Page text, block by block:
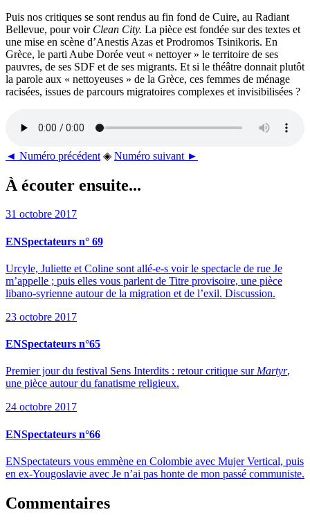
Puis nos critiques se sont rendus au fin fond de Cuire, au Radiant
Bellevue, pour voir Clean City. La pièce est fondée sur des textes et
une mise en scène d’Anestis Azas et Prodromos Tsinikoris. En
Grèce, le parti Aube Dorée veut « nettoyer » le territoire de ses
pauvres, de ses SDF et de ses migrants. Et si le théâtre donnait plutôt
la parole aux « nettoyeuses » de la Grèce, ces femmes de ménage
racisées, issues de parcours migratoires complexes et invisibilisées ?
◄ Numéro précédent ◈ Numéro suivant ►
À écouter ensuite...
31 octobre 2017
ENSpectateurs n° 69
Urcyle, Juliette et Coline sont allé-e-s voir le spectacle de rue Je
m’appelle ; puis elles vous parlent de Titre provisoire, une pièce
libano-syrienne autour de la migration et de l’exil. Discussion.
23 octobre 2017
ENSpectateurs n°65
Premier jour du festival Sens Interdits : retour critique surMartyr,
une pièce autour du fanatisme religieux.
24 octobre 2017
ENSpectateurs n°66
ENSpectateurs vous emmène en Colombie avec Mujer Vertical, puis
en ex-Yougoslavie avec Je n’ai pas honte de mon passé communiste.
Commentaires